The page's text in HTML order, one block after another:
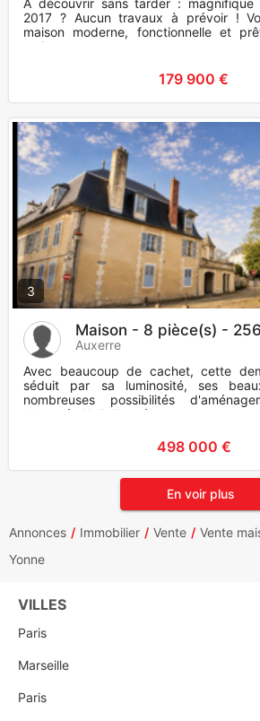
À découvrir sans tarder : magnifique
2017 ? Aucun travaux à prévoir !
maison moderne, fonctionnelle et
maison const
179 900 €
3
Maison - 8 pièce(s) -
Auxerre
Avec beaucoup de cachet, cette
séduit par sa luminosité, ses
nombreuses possibilités
chaussée Hall d'entrée pou
498 000 €
En voir plus
Annonces Immobilier Vente Vente
Yonne
VILLES
Paris
Marseille
Paris